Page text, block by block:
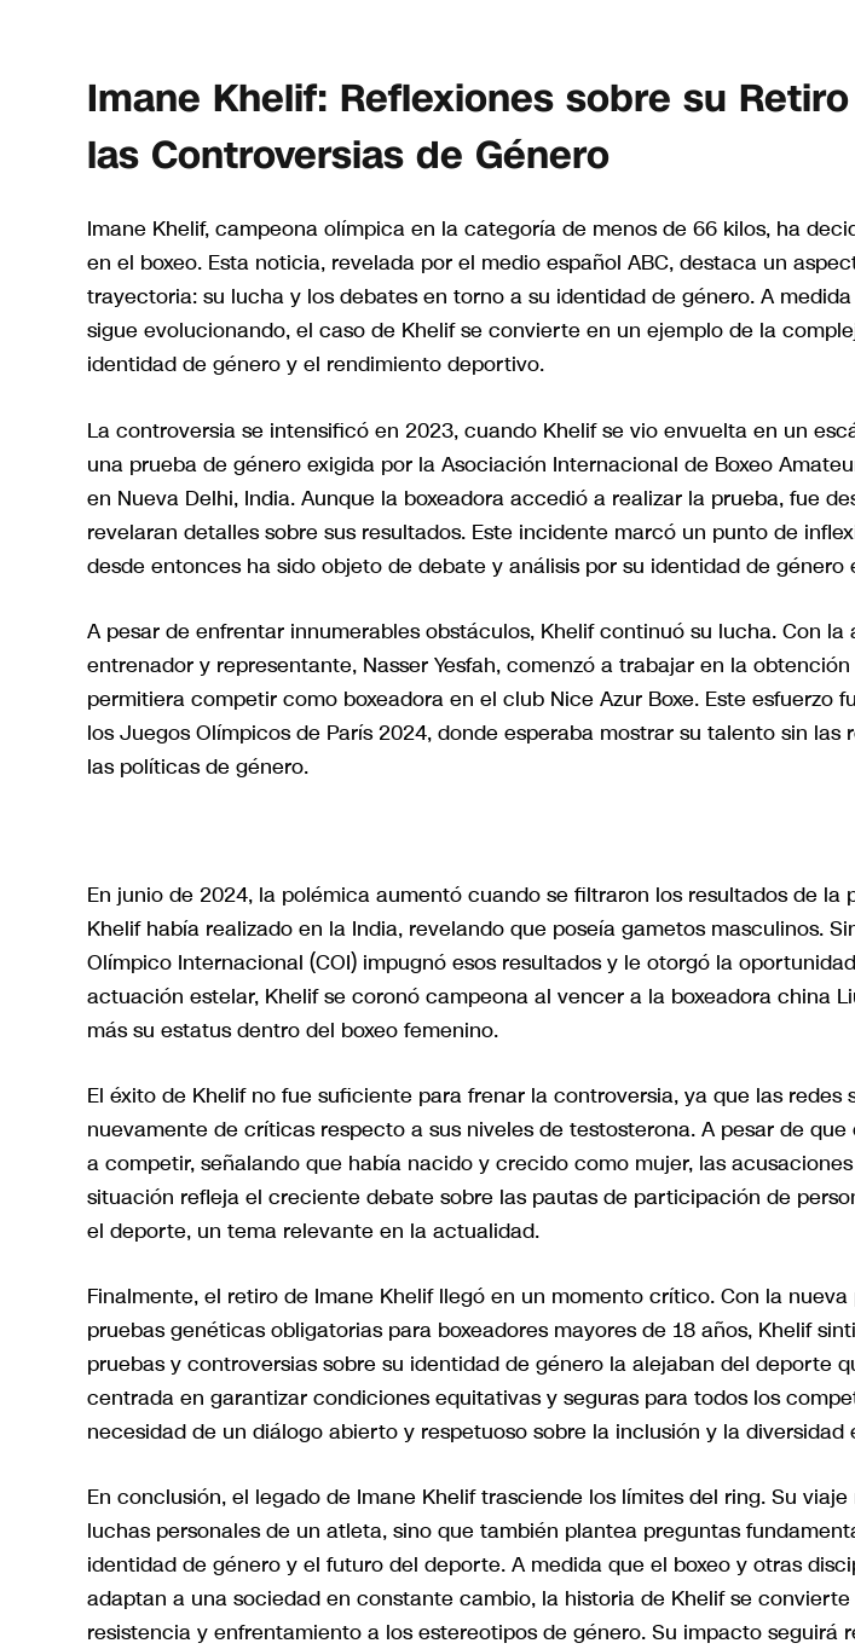
Imane Khelif: Reflexiones sobre su
las Controversias de Género
Imane Khelif, campeona olímpica en la categoría de menos de 66 kilos, ha
en el boxeo. Esta noticia, revelada por el medio español ABC, destaca un
trayectoria: su lucha y los debates en torno a su identidad de género. A
sigue evolucionando, el caso de Khelif se convierte en un ejemplo de la
identidad de género y el rendimiento deportivo.
La controversia se intensificó en 2023, cuando Khelif se vio envuelta en un
una prueba de género exigida por la Asociación Internacional de Boxeo
en Nueva Delhi, India. Aunque la boxeadora accedió a realizar la prueba, fue
revelaran detalles sobre sus resultados. Este incidente marcó un punto de
desde entonces ha sido objeto de debate y análisis por su identidad de
A pesar de enfrentar innumerables obstáculos, Khelif continuó su lucha. Con la
entrenador y representante, Nasser Yesfah, comenzó a trabajar en la
permitiera competir como boxeadora en el club Nice Azur Boxe. Este esfuerzo
los Juegos Olímpicos de París 2024, donde esperaba mostrar su talento sin las
las políticas de género.
En junio de 2024, la polémica aumentó cuando se filtraron los resultados de la
Khelif había realizado en la India, revelando que poseía gametos masculinos.
Olímpico Internacional (COI) impugnó esos resultados y le otorgó la
actuación estelar, Khelif se coronó campeona al vencer a la boxeadora china
más su estatus dentro del boxeo femenino.
El éxito de Khelif no fue suficiente para frenar la controversia, ya que las redes
nuevamente de críticas respecto a sus niveles de testosterona. A pesar de
a competir, señalando que había nacido y crecido como mujer, las
situación refleja el creciente debate sobre las pautas de participación de
el deporte, un tema relevante en la actualidad.
Finalmente, el retiro de Imane Khelif llegó en un momento crítico. Con la
pruebas genéticas obligatorias para boxeadores mayores de 18 años, Khelif
pruebas y controversias sobre su identidad de género la alejaban del deporte
centrada en garantizar condiciones equitativas y seguras para todos los
necesidad de un diálogo abierto y respetuoso sobre la inclusión y la diversidad
En conclusión, el legado de Imane Khelif trasciende los límites del ring. Su
luchas personales de un atleta, sino que también plantea preguntas
identidad de género y el futuro del deporte. A medida que el boxeo y otras
adaptan a una sociedad en constante cambio, la historia de Khelif se
resistencia y enfrentamiento a los estereotipos de género. Su impacto seguirá